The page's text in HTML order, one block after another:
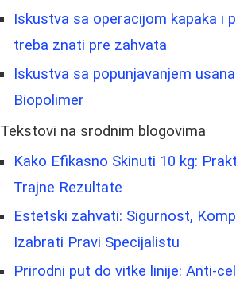
Iskustva sa operacijom kapaka i
treba znati pre zahvata
Iskustva sa popunjavanjem
Biopolimer
Tekstovi na srodnim blogovima
Kako Efikasno Skinuti 10 kg:
Trajne Rezultate
Estetski zahvati: Sigurnost,
Izabrati Pravi Specijalistu
Prirodni put do vitke linije: Anti-